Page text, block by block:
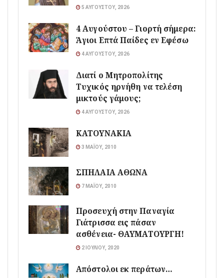
5 ΑΥΓΟΎΣΤΟΥ, 2026
4 Αυγούστου – Γιορτή σήμερα:
Άγιοι Επτά Παίδες εν Εφέσω
4 ΑΥΓΟΎΣΤΟΥ, 2026
Διατί ο Μητροπολίτης
Τυχικός ηρνήθη να τελέση
μικτούς γάμους;
4 ΑΥΓΟΎΣΤΟΥ, 2026
ΚΑΤΟΥΝΑΚΙΑ
3 ΜΑΪ́ΟΥ, 2010
ΣΠΗΛΑΙΑ ΑΘΩΝΑ
7 ΜΑΪ́ΟΥ, 2010
Προσευχή στην Παναγία
Γιάτρισσα εις πάσαν
ασθένεια- ΘΑΥΜΑΤΟΥΡΓΗ!
2 ΙΟΥΛΊΟΥ, 2020
Απόστολοι εκ περάτων…